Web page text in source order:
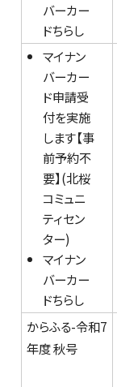
バーカー
ドちらし
マイナン
バーカー
ド申請受
付を実施
します【事
前予約不
要】(北桜
コミュニ
ティセン
ター)
マイナン
バーカー
ドちらし
からふる-令和7
年度 秋号